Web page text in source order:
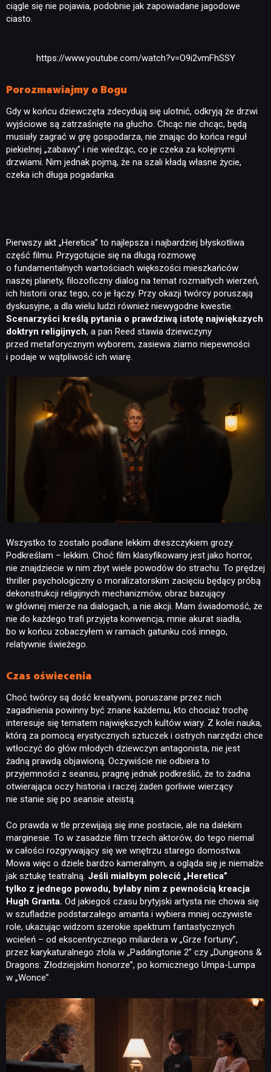
ciągle się nie pojawia, podobnie jak zapowiadane jagodowe
ciasto.
https://www.youtube.com/watch?v=O9i2vmFhSSY
Porozmawiajmy o Bogu
Gdy w końcu dziewczęta zdecydują się ulotnić, odkryją że drzwi
wyjściowe są zatrzaśnięte na głucho. Chcąc nie chcąc, będą
musiały zagrać w grę gospodarza, nie znając do końca reguł
piekielnej „zabawy” i nie wiedząc, co je czeka za kolejnymi
drzwiami. Nim jednak pojmą, że na szali kładą własne życie,
czeka ich długa pogadanka.
Pierwszy akt „Heretica” to najlepsza i najbardziej błyskotliwa
część filmu. Przygotujcie się na długą rozmowę
o fundamentalnych wartościach większości mieszkańców
naszej planety, filozoficzny dialog na temat rozmaitych wierzeń,
ich historii oraz tego, co je łączy. Przy okazji twórcy poruszają
dyskusyjne, a dla wielu ludzi również niewygodne kwestie.
Scenarzyści kreślą pytania o prawdziwą istotę największych
doktryn religijnych, a pan Reed stawia dziewczyny
przed metaforycznym wyborem, zasiewa ziarno niepewności
i podaje w wątpliwość ich wiarę.
Wszystko to zostało podlane lekkim dreszczykiem grozy.
Podkreślam – lekkim. Choć film klasyfikowany jest jako horror,
nie znajdziecie w nim zbyt wiele powodów do strachu. To prędzej
thriller psychologiczny o moralizatorskim zacięciu będący próbą
dekonstrukcji religijnych mechanizmów, obraz bazujący
w głównej mierze na dialogach, a nie akcji. Mam świadomość, że
nie do każdego trafi przyjęta konwencja; mnie akurat siadła,
bo w końcu zobaczyłem w ramach gatunku coś innego,
relatywnie świeżego.
Czas oświecenia
Choć twórcy są dość kreatywni, poruszane przez nich
zagadnienia powinny być znane każdemu, kto chociaż trochę
interesuje się tematem największych kultów wiary. Z kolei nauka,
którą za pomocą erystycznych sztuczek i ostrych narzędzi chce
wtłoczyć do głów młodych dziewczyn antagonista, nie jest
żadną prawdą objawioną. Oczywiście nie odbiera to
przyjemności z seansu, pragnę jednak podkreślić, że to żadna
otwierająca oczy historia i raczej żaden gorliwie wierzący
nie stanie się po seansie ateistą.
Co prawda w tle przewijają się inne postacie, ale na dalekim
marginesie. To w zasadzie film trzech aktorów, do tego niemal
w całości rozgrywający się we wnętrzu starego domostwa.
Mowa więc o dziele bardzo kameralnym, a ogląda się je niemalże
jak sztukę teatralną. Jeśli miałbym polecić „Heretica”
tylko z jednego powodu, byłaby nim z pewnością kreacja
Hugh Granta. Od jakiegoś czasu brytyjski artysta nie chowa się
w szufladzie podstarzałego amanta i wybiera mniej oczywiste
role, ukazując widzom szerokie spektrum fantastycznych
wcieleń – od ekscentrycznego miliardera w „Grze fortuny”,
przez karykaturalnego złola w „Paddingtonie 2” czy „Dungeons &
Dragons: Złodziejskim honorze”, po komicznego Umpa-Lumpa
w „Wonce”.